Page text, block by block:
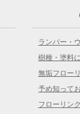
ランバー・
樹種・塗料
無垢フロー
予め知って
フローリン